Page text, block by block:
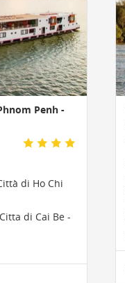
Penh -
di Ho Chi
di Cai Be -